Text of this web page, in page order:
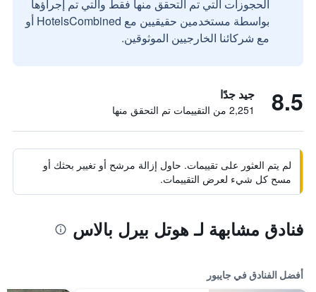
الحجوزات التي تم التحقق منها فقط والتي تم إجراؤها
بواسطة مستخدمين حقيقيين مع HotelsCombined أو
مع شركائنا الخارجيين الموثوقين.
8.5 جيد جدًا
2,251 من التقييمات تم التحقق منها
لم يتم العثور على تقييمات. حاول إزالة مرشح أو تغيير بحثك أو
مسح كل شيء لعرض التقييمات.
فنادق مشابهة لـ هوتل بيرل بالاس
أفضل الفنادق في جايبور